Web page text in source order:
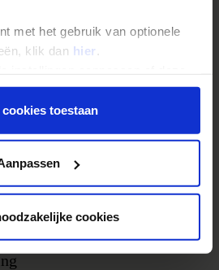
met het gebruik van optionele
klik dan hier .
elk gewenst moment voor de
cookies toestaan
cookies
-
-